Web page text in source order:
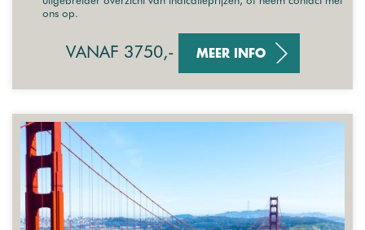
ons op.
VANAF 3750,- MEER INFO